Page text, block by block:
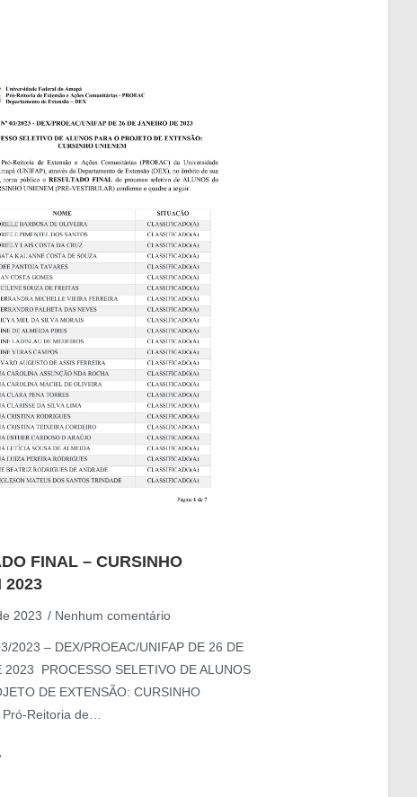
FINAL – CURSINHO
2023
2023 Nenhum comentário
2023 – DEX/PROEAC/UNIFAP DE 26 DE
2023 PROCESSO SELETIVO DE ALUNOS
DE EXTENSÃO: CURSINHO
Reitoria de…